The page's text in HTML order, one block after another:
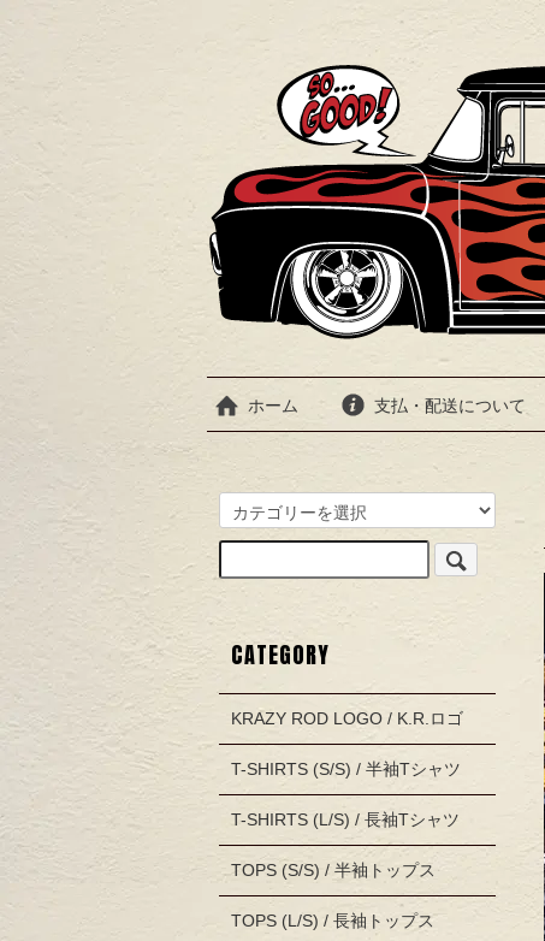
ホーム 支払・配送について
CATEGORY
KRAZY ROD LOGO / K.R.ロゴ
T-SHIRTS (S/S) / 半袖Tシャツ
T-SHIRTS (L/S) / 長袖Tシャツ
TOPS (S/S) / 半袖トップス
TOPS (L/S) / 長袖トップス